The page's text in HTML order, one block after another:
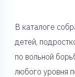
В каталоге
детей,
по вольной
любого уровня